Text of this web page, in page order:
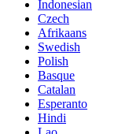
Indonesian
Czech
Afrikaans
Swedish
Polish
Basque
Catalan
Esperanto
Hindi